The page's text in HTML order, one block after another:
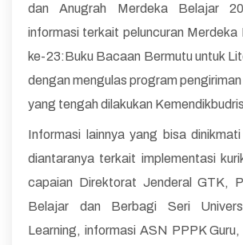
dan Anugrah Merdeka Belajar
informasi terkait peluncuran Merdeka
ke-23:Buku Bacaan Bermutu untuk
dengan mengulas program pengiriman
yang tengah dilakukan
Informasi lainnya yang bisa
diantaranya terkait implementasi
capaian Direktorat Jenderal GTK,
Belajar dan Berbagi Seri
Learning, informasi ASN PPPK